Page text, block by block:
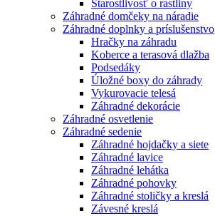
Starostlivosť o rastliny
Záhradné domčeky na náradie
Záhradné doplnky a príslušenstvo
Hračky na záhradu
Koberce a terasová dlažba
Podsedáky
Úložné boxy do záhrady
Vykurovacie telesá
Záhradné dekorácie
Záhradné osvetlenie
Záhradné sedenie
Záhradné hojdačky a siete
Záhradné lavice
Záhradné lehátka
Záhradné pohovky
Záhradné stoličky a kreslá
Závesné kreslá